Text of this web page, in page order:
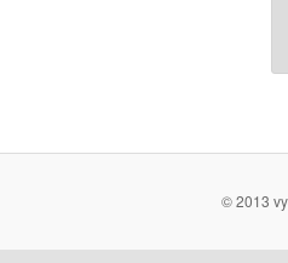
© 2013